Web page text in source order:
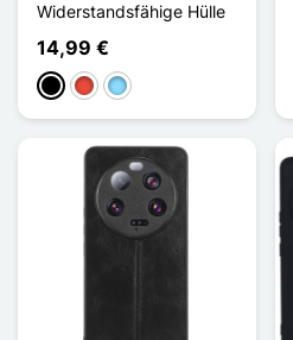
Widerstandsfähige Hülle
14,99 €
Schwarz
Rot Hellblau